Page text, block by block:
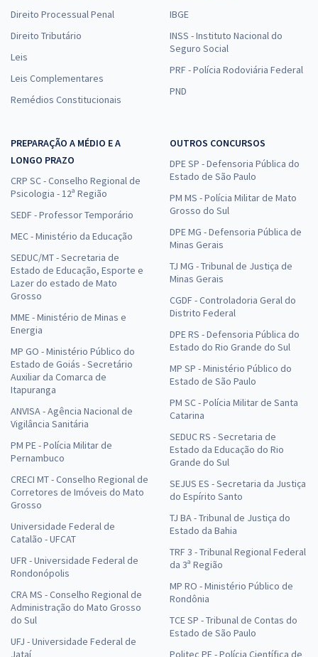
Direito Processual Penal
Direito Tributário
Leis
Leis Complementares
Remédios Constitucionais
IBGE
INSS - Instituto Nacional do
Seguro Social
PRF - Polícia Rodoviária Federal
PND
PREPARAÇÃO A MÉDIO E A
LONGO PRAZO
CRP SC - Conselho Regional de
Psicologia - 12ª Região
SEDF - Professor Temporário
MEC - Ministério da Educação
SEDUC/MT - Secretaria de
Estado de Educação, Esporte e
Lazer do estado de Mato
Grosso
MME - Ministério de Minas e
Energia
MP GO - Ministério Público do
Estado de Goiás - Secretário
Auxiliar da Comarca de
Itapuranga
ANVISA - Agência Nacional de
Vigilância Sanitária
PM PE - Polícia Militar de
Pernambuco
CRECI MT - Conselho Regional de
Corretores de Imóveis do Mato
Grosso
Universidade Federal de
Catalão - UFCAT
UFR - Universidade Federal de
Rondonópolis
CRA MS - Conselho Regional de
Administração do Mato Grosso
do Sul
UFJ - Universidade Federal de
Jataí
OUTROS CONCURSOS
DPE SP - Defensoria Pública do
Estado de São Paulo
PM MS - Polícia Militar de Mato
Grosso do Sul
DPE MG - Defensoria Pública de
Minas Gerais
TJ MG - Tribunal de Justiça de
Minas Gerais
CGDF - Controladoria Geral do
Distrito Federal
DPE RS - Defensoria Pública do
Estado do Rio Grande do Sul
MP SP - Ministério Público do
Estado de São Paulo
PM SC - Polícia Militar de Santa
Catarina
SEDUC RS - Secretaria de
Estado da Educação do Rio
Grande do Sul
SEJUS ES - Secretaria da Justiça
do Espírito Santo
TJ BA - Tribunal de Justiça do
Estado da Bahia
TRF 3 - Tribunal Regional Federal
da 3ª Região
MP RO - Ministério Público de
Rondônia
TCE SP - Tribunal de Contas do
Estado de São Paulo
Politec PE - Polícia Científica de